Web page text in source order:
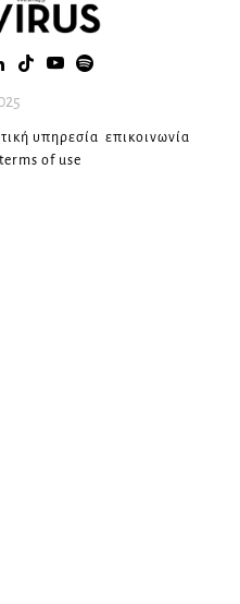
υπηρεσία επικοινωνία
terms of use